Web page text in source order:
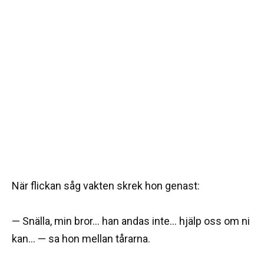
När flickan såg vakten skrek hon genast:
— Snälla, min bror… han andas inte… hjälp oss om ni
kan… — sa hon mellan tårarna.